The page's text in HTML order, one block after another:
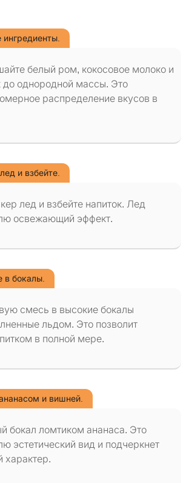
белый ром, кокосовое молоко и
до однородной массы. Это
распределение вкусов в
и взбейте.
лед и взбейте напиток. Лед
освежающий эффект.
в бокалы.
смесь в высокие бокалы
льдом. Это позволит
в полной мере.
и вишней.
бокал ломтиком ананаса. Это
эстетический вид и подчеркнет
характер.